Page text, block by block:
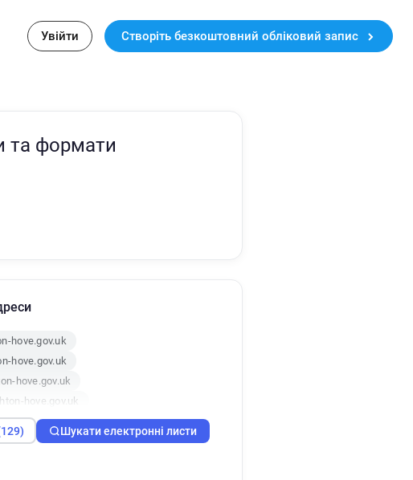
Увійти Створіть безкоштовний обліковий запис
та формати
hove.gov.uk
hove.gov.uk
hove.gov.uk
hove.gov.uk
hove.gov.uk
Шукати електронні листи